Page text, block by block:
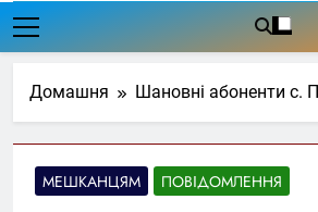
Домашня Шановні абоненти с.
МЕШКАНЦЯМ ПОВІДОМЛЕННЯ